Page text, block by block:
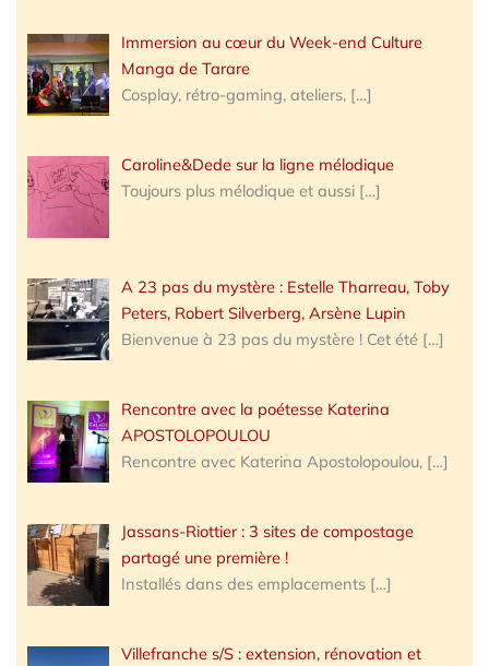
Immersion au cœur du Week-end Culture
Manga de Tarare
Cosplay, rétro-gaming, ateliers, […]
Caroline&Dede sur la ligne mélodique
Toujours plus mélodique et aussi […]
A 23 pas du mystère : Estelle Tharreau, Toby
Peters, Robert Silverberg, Arsène Lupin
Bienvenue à 23 pas du mystère ! Cet été […]
Rencontre avec la poétesse Katerina
APOSTOLOPOULOU
Rencontre avec Katerina Apostolopoulou, […]
Jassans-Riottier : 3 sites de compostage
partagé une première !
Installés dans des emplacements […]
Villefranche s/S : extension, rénovation et